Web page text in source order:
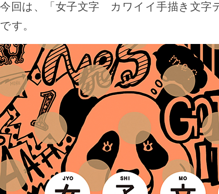
今回は、「女子文字 カワイイ手描き文字
です。